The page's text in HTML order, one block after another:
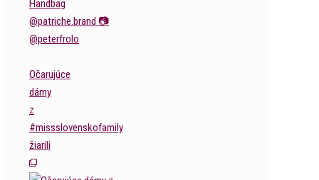
Očarujúce
dámy
z
#missslovenskofamily
žiarili